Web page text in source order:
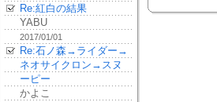
Re:紅白の結果
YABU
2017/01/01
Re:石ノ森→ライダー→
ネオサイクロン→スヌ
ーピー
かよこ